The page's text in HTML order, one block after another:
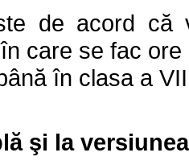
de acord că
care se fac
în clasa a
şi la